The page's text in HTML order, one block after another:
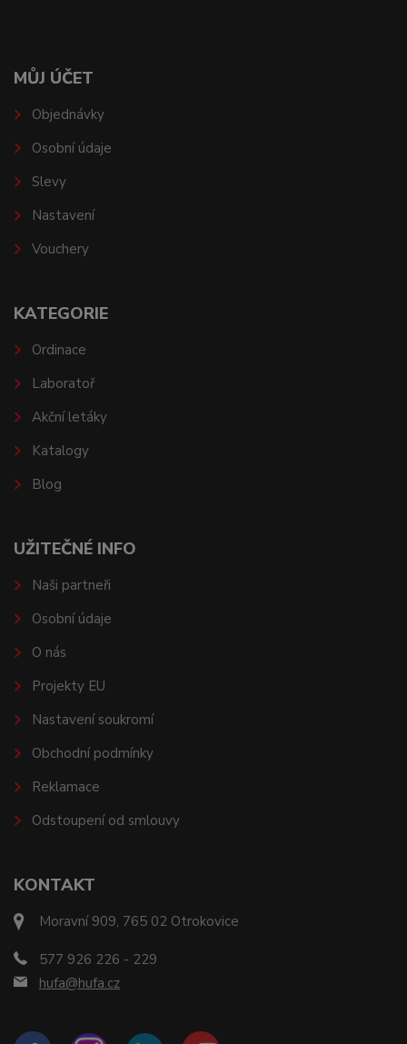
KONTAKT
Moravní 909, 765 02 Otrokovice
577 926 226 - 229
hufa@hufa.cz
MŮJ ÚČET
Objednávky
Osobní údaje
Slevy
Nastavení
Vouchery
KATEGORIE
Ordinace
Laboratoř
Akční letáky
Katalogy
Blog
UŽITEČNÉ INFO
Naši partneři
Osobní údaje
O nás
Projekty EU
Nastavení soukromí
Obchodní podmínky
Reklamace
Odstoupení od smlouvy